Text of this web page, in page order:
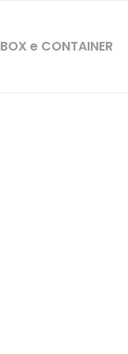
BOX e CONTAINER